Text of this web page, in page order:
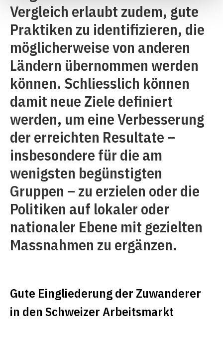
Vergleich erlaubt zudem, gute
Praktiken zu identifizieren, die
möglicherweise von anderen
Ländern übernommen werden
können. Schliesslich können
damit neue Ziele definiert
werden, um eine Verbesserung
der erreichten Resultate –
insbesondere für die am
wenigsten begünstigten
Gruppen – zu erzielen oder die
Politiken auf lokaler oder
nationaler Ebene mit gezielten
Massnahmen zu ergänzen.
Gute Eingliederung der Zuwanderer
in den Schweizer Arbeitsmarkt